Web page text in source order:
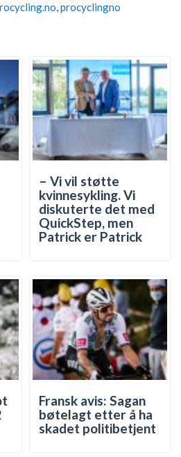
,procyclingno
– Vi vil støtte
kvinnesykling. Vi
diskuterte det med
QuickStep, men
Patrick er Patrick
Fransk avis: Sagan
bøtelagt etter å ha
skadet politibetjent